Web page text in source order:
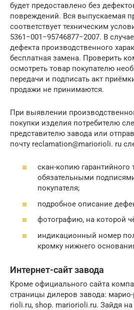
будет предоставлено без
повреждений. Вся выпускаемая
соответствует техническим
5361−001−95746877−2007. В
дефекта производственного
бесплатная замена. Проверить
осмотреть товар покупателю
передачи и подписать акт
продажи не принимаются.
При выявлении
покупки изделия потребителю
представителю завода или
почту reclamation@mariorioli. ru
скан-копию гарантийного
обязательными
покупателя;
подробное описание
фотографию, на которой
индикационный номер
кромку нижнего
Интернет-сайт завода
Кроме официального сайта
страницы дилеров завода:
rioli.ru, shop. mariorioli.ru. Зайдя